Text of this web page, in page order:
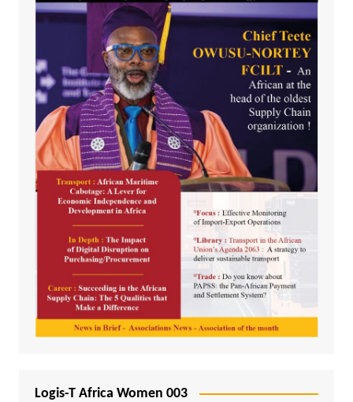
Logis-T Africa Women 003